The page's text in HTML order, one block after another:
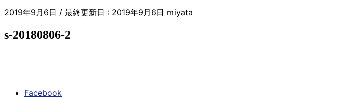
2019年9月6日 / 最終更新日 : 2019年9月6日 miyata
s-20180806-2
Facebook